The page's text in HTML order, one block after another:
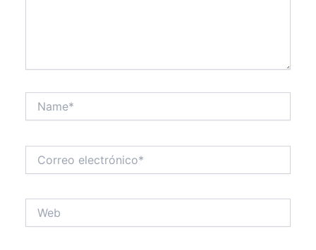
electrónico*